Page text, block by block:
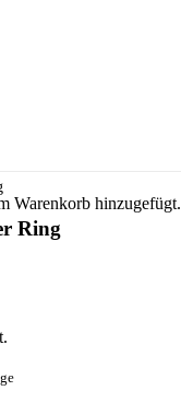
Warenkorb hinzugefügt.
Ring